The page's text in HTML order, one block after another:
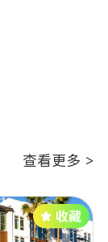
查看更多 >